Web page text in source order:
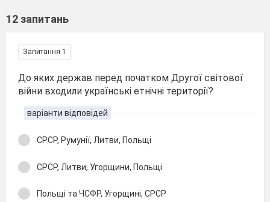
12 запитань
Запитання 1
До яких держав перед початком Другої світової
війни входили українські етнічні території?
варіанти відповідей
СРСР, Румунії, Литви, Польщі
СРСР, Литви, Угорщини, Польщі
Польщі та ЧСФР, Угорщині, СРСР